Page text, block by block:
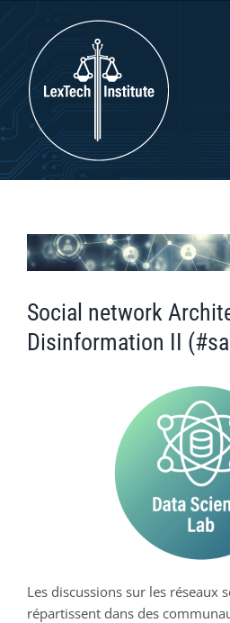
contenu
Voir
l'image
Social network
Disinformation II
Les discussions sur les réseaux
répartissent dans des